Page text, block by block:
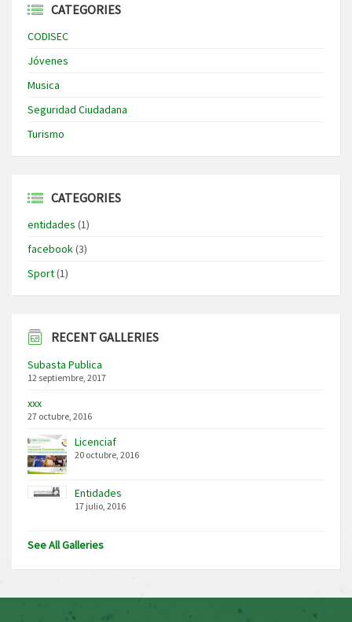
CATEGORIES
CODISEC
Jóvenes
Musica
Seguridad Ciudadana
Turismo
CATEGORIES
entidades (1)
facebook(3)
Sport(1)
RECENT GALLERIES
Subasta Publica
12 septiembre, 2017
xxx
27 octubre, 2016
Licenciaf
20 octubre, 2016
Entidades
17 julio, 2016
See All Galleries